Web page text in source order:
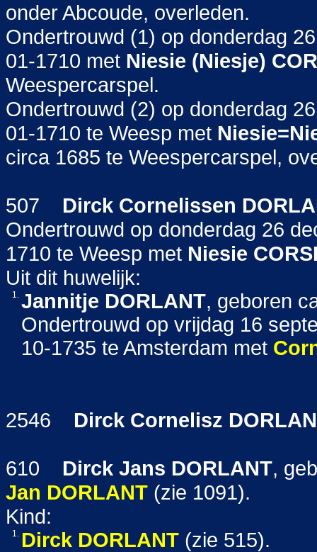
onder Abcoude, overleden.
Ondertrouwd (1) op donderdag
01-1710 met Niesie (Niesje)
Weespercarspel.
Ondertrouwd (2) op donderdag
01-1710 te Weesp met
circa 1685 te Weespercarspel,
507 Dirck Cornelissen
Ondertrouwd op donderdag 26
1710 te Weesp met Niesie
Uit dit huwelijk:
1. Jannitje DORLANT, geboren
Ondertrouwd op vrijdag 16
10-1735 te Amsterdam met
2546 Dirck Cornelisz
610 Dirck Jans DORLANT,
Jan DORLANT (zie 1091).
Kind:
1. Dirck DORLANT (zie 515).